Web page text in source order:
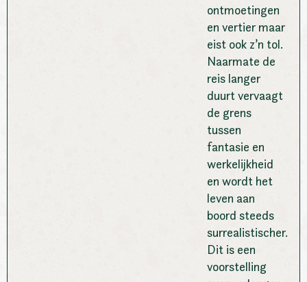
ontmoetingen
en vertier maar
eist ook z’n tol.
Naarmate de
reis langer
duurt vervaagt
de grens
tussen
fantasie en
werkelijkheid
en wordt het
leven aan
boord steeds
surrealistischer.
Dit is een
voorstelling